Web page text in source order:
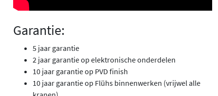
Garantie:
5 jaar garantie
2 jaar garantie op elektronische onderdelen
10 jaar garantie op PVD finish
10 jaar garantie op Flühs binnenwerken (vrijwel alle